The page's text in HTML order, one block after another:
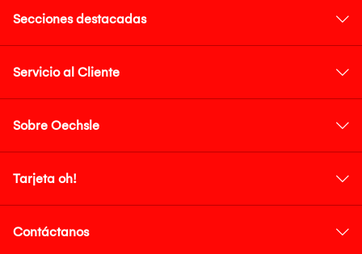
Secciones destacadas
Servicio al Cliente
Sobre Oechsle
Tarjeta oh!
Contáctanos